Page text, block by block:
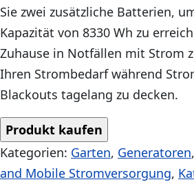
Sie zwei zusätzliche Batterien,
Kapazität von 8330 Wh zu
Zuhause in Notfällen mit Strom
Ihren Strombedarf während
Blackouts tagelang zu decken.
Produkt kaufen
Kategorien: Garten, Generatoren,
and Mobile Stromversorgung,